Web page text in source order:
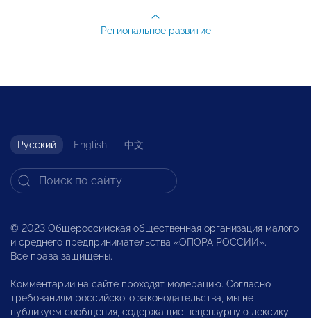
Региональное развитие
Русский English 中文
© 2023 Общероссийская общественная организация малого
и среднего предпринимательства «ОПОРА РОССИИ».
Все права защищены.
Комментарии на сайте проходят модерацию. Согласно
требованиям российского законодательства, мы не
публикуем сообщения, содержащие нецензурную лексику